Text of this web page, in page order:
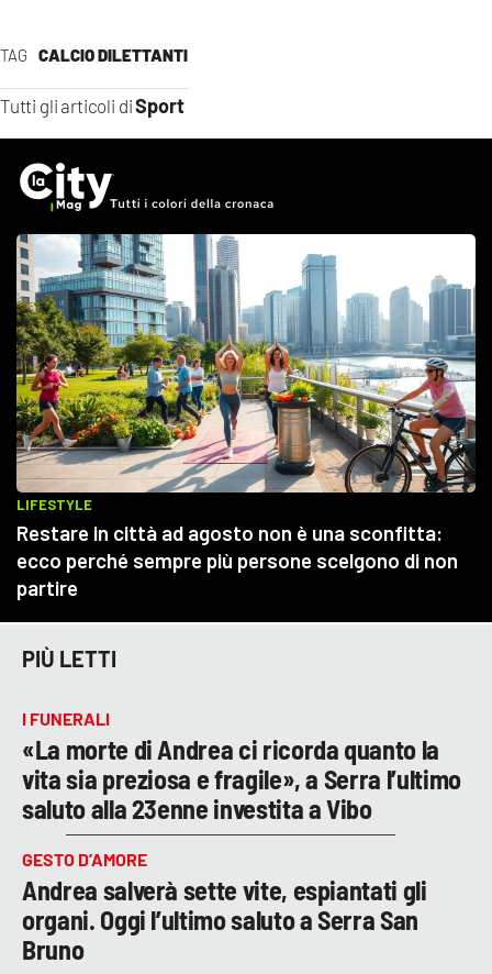
TAG CALCIO DILETTANTI
Tutti gli articoli diSport
PIÙ LETTI
I FUNERALI
«La morte di Andrea ci ricorda quanto la
vita sia preziosa e fragile», a Serra l’ultimo
saluto alla 23enne investita a Vibo
GESTO D’AMORE
Andrea salverà sette vite, espiantati gli
organi. Oggi l’ultimo saluto a Serra San
Bruno